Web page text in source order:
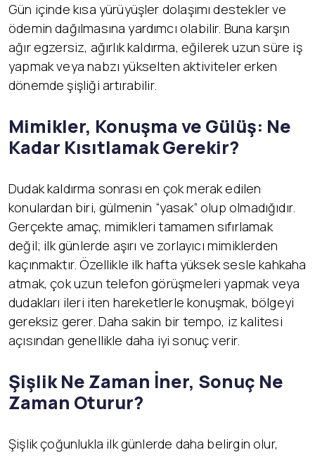
Gün içinde kısa yürüyüşler dolaşımı destekler ve
ödemin dağılmasına yardımcı olabilir. Buna karşın
ağır egzersiz, ağırlık kaldırma, eğilerek uzun süre iş
yapmak veya nabzı yükselten aktiviteler erken
dönemde şişliği artırabilir.
Mimikler, Konuşma ve Gülüş: Ne
Kadar Kısıtlamak Gerekir?
Dudak kaldırma sonrası en çok merak edilen
konulardan biri, gülmenin “yasak” olup olmadığıdır.
Gerçekte amaç, mimikleri tamamen sıfırlamak
değil; ilk günlerde aşırı ve zorlayıcı mimiklerden
kaçınmaktır. Özellikle ilk hafta yüksek sesle kahkaha
atmak, çok uzun telefon görüşmeleri yapmak veya
dudakları ileri iten hareketlerle konuşmak, bölgeyi
gereksiz gerer. Daha sakin bir tempo, iz kalitesi
açısından genellikle daha iyi sonuç verir.
Şişlik Ne Zaman İner, Sonuç Ne
Zaman Oturur?
Şişlik çoğunlukla ilk günlerde daha belirgin olur,